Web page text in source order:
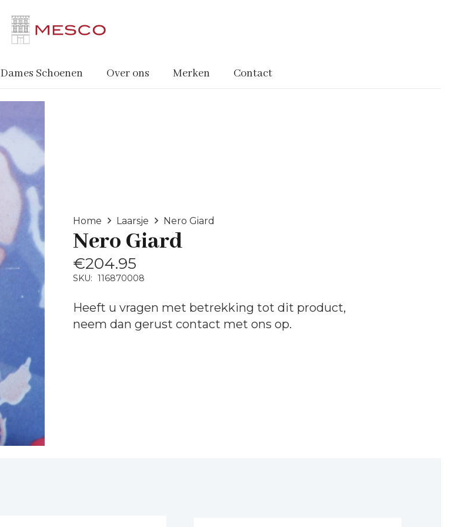
Dames Schoenen Over ons Merken Contact
Home Laarsje Nero Giard
Nero Giard
€204.95
SKU: 116870008
Heeft u vragen met betrekking tot dit product,
neem dan gerust contact met ons op.